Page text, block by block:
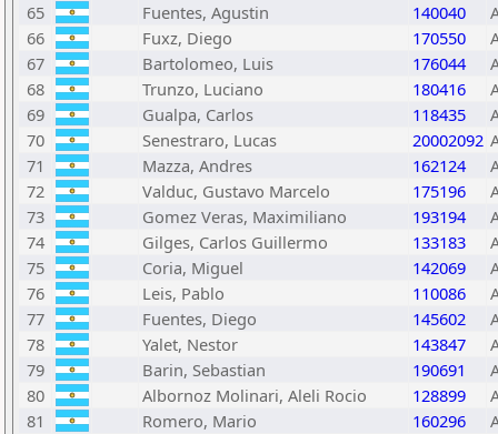
65
Fuentes, Agustin 140040
66
Fuxz, Diego 170550
67
Bartolomeo, Luis 176044
68
Trunzo, Luciano 180416
69
Gualpa, Carlos 118435
70
Senestraro, Lucas 20002092
71
Mazza, Andres 162124
72
Valduc, Gustavo Marcelo 175196
73
Gomez Veras, Maximiliano 193194
74
Gilges, Carlos Guillermo 133183
75
Coria, Miguel 142069
76
Leis, Pablo 110086
77
Fuentes, Diego 145602
78
Yalet, Nestor 143847
79
Barin, Sebastian 190691
80
Albornoz Molinari, Aleli Rocio 128899
81
Romero, Mario 160296